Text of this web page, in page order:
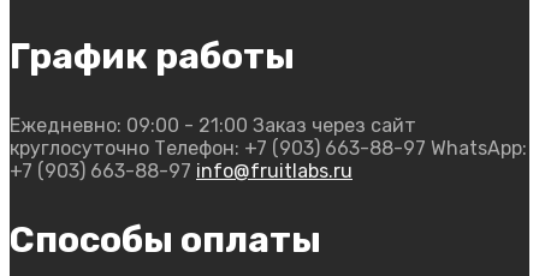
График работы
Ежедневно: 09:00 - 21:00 Заказ через сайт
круглосуточно Телефон: +7 (903) 663-88-97 WhatsApp:
+7 (903) 663-88-97 info@fruitlabs.ru
Способы оплаты